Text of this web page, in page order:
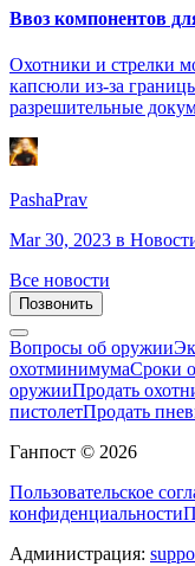
Ввоз компонентов
Охотники и стрелки
капсюли из-за
разрешительные
PashaPrav
Mar 30, 2023 в
Все новости
Позвонить
Вопросы об оружии
охотминимумаСроки
оружииПродать
пистолетПродать
Ганпост © 2026
Пользовательское
конфиденциальности
Администрация: